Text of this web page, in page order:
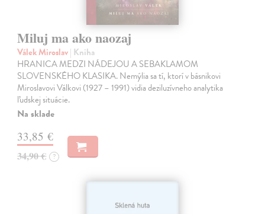
Miluj ma ako naozaj
Válek Miroslav| Kniha
HRANICA MEDZI NÁDEJOU A SEBAKLAMOM
SLOVENSKÉHO KLASIKA. Nemýlia sa tí, ktorí v básnikovi
Miroslavovi Válkovi (1927 – 1991) vidia deziluzívneho analytika
ľudskej situácie.
Na sklade
33,85 €
34,90 € ?